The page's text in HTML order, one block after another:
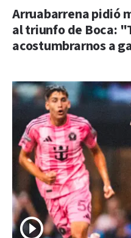
Arruabarrena pidió
al triunfo de Boca:
acostumbrarnos a